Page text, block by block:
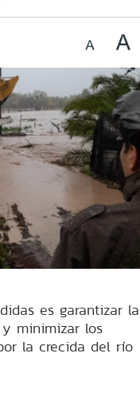
es garantizar la
minimizar los
la crecida del río